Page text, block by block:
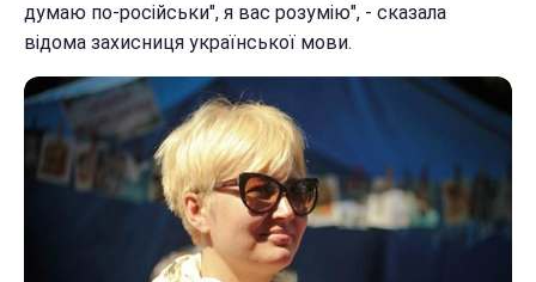
думаю по-російськи", я вас розумію", - сказала
відома захисниця української мови.